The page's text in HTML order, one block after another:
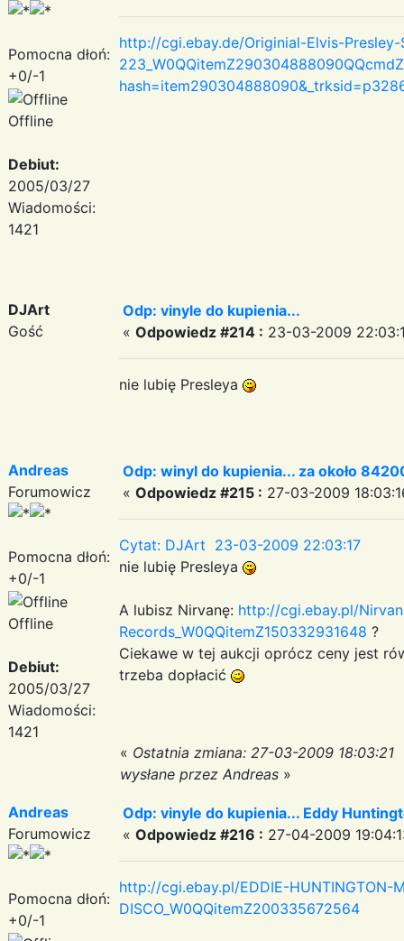
Pomocna dłoń:
+0/-1
Offline
Debiut:
2005/03/27
Wiadomości:
1421
http://cgi.ebay.de/Originial-Elvis-Presley-
DJArt
Gość
Odp: vinyle do kupienia...
« Odpowiedz #214 : 23-03-2009
nie lubię Presleya
Andreas
Forumowicz
Pomocna dłoń:
+0/-1
Offline
Debiut:
2005/03/27
Wiadomości:
1421
Odp: winyl do kupienia... za około
« Odpowiedz #215 : 27-03-2009
Cytat: DJArt 23-03-2009 22:03:17
nie lubię Presleya
A lubisz Nirvanę: http://cgi.ebay.pl/
Records_W0QQitemZ150332931648 ?
Ciekawe w tej aukcji oprócz ceny jest
trzeba dopłacić
« Ostatnia zmiana: 27-03-2009 18:03:21
wysłane przez Andreas »
Andreas
Forumowicz
Pomocna dłoń:
+0/-1
Odp: vinyle do kupienia... Eddy
« Odpowiedz #216 : 27-04-2009
http://cgi.ebay.pl/EDDIE-HUNTINGTON-
DISCO_W0QQitemZ200335672564